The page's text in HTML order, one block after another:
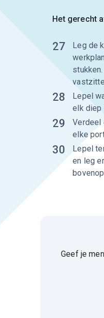
Het gerecht
27
Leg de
28
Lepel
elk diep
29
Verdeel
elke
30
Lepel
en leg
Geef je